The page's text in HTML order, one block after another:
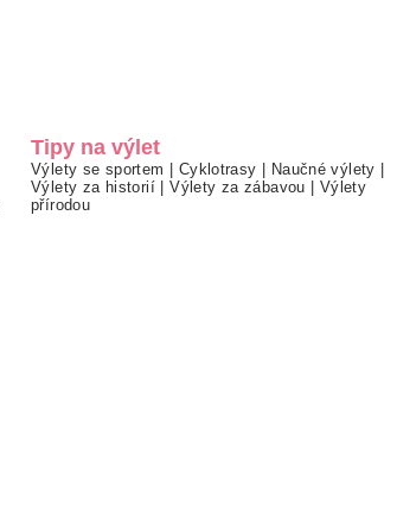
Tipy na výlet
Výlety se sportem | Cyklotrasy | Naučné výlety |
Výlety za historií |Výlety za zábavou | Výlety
přírodou